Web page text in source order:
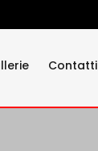
Contatti